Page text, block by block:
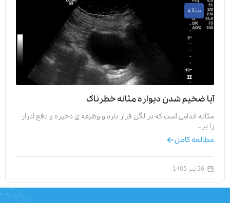
مثانه
آیا ضخیم شدن دیواره مثانه خطرناک
مثانه اندامی است که در لگن قرار دارد و وظیفه‌ ی ذخیره و دفع ادرار
را بر…
مطالعه کامل
26 تیر 1405